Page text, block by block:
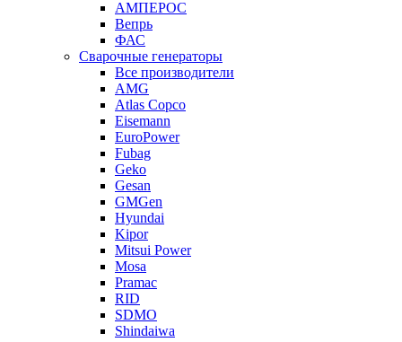
АМПЕРОС
Вепрь
ФАС
Сварочные генераторы
Все производители
AMG
Atlas Copco
Eisemann
EuroPower
Fubag
Geko
Gesan
GMGen
Hyundai
Kipor
Mitsui Power
Mosa
Pramac
RID
SDMO
Shindaiwa